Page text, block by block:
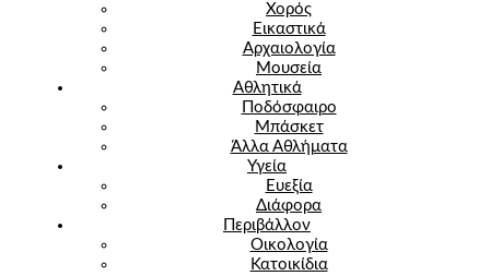
Χορός
Εικαστικά
Αρχαιολογία
Μουσεία
Αθλητικά
Ποδόσφαιρο
Μπάσκετ
Άλλα Αθλήματα
Υγεία
Ευεξία
Διάφορα
Περιβάλλον
Οικολογία
Κατοικίδια